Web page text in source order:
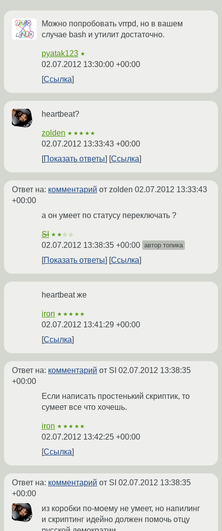
Можно попробовать vrrpd, но в вашем
случае bash и утилит достаточно.
pyatak123 ★
02.07.2012 13:30:00 +00:00
Ссылка
heartbeat?
zolden ★★★★★
02.07.2012 13:33:43 +00:00
Показать ответы
Ссылка
Ответ на: комментарий от zolden 02.07.2012 13:33:43
+00:00
а он умеет по статусу переключать ?
SI ★★☆☆
02.07.2012 13:38:35 +00:00 автор топика
Показать ответы Ссылка
heartbeat же
iron ★★★★★
02.07.2012 13:41:29 +00:00
Ссылка
Ответ на: комментарий от SI 02.07.2012 13:38:35
+00:00
Если написать простенький скриптик, то
сумеет все что хочешь.
iron ★★★★★
02.07.2012 13:42:25 +00:00
Ссылка
Ответ на: комментарий от SI 02.07.2012 13:38:35
+00:00
из коробки по-моему не умеет, но напилинг
и скриптинг идейно должен помочь отцу